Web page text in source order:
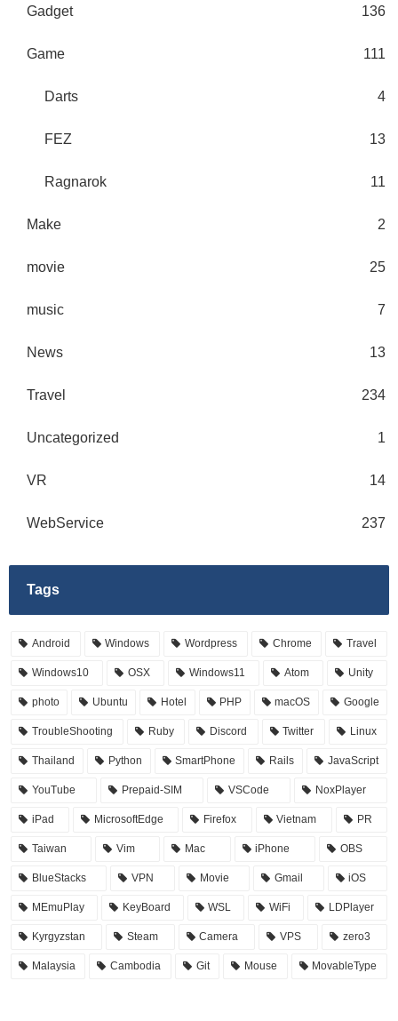
Gadget 136
Game 111
Darts 4
FEZ 13
Ragnarok 11
Make 2
movie 25
music 7
News 13
Travel 234
Uncategorized 1
VR 14
WebService 237
Tags
Android Windows Wordpress Chrome Travel
Windows10 OSX Windows11 Atom Unity
photo Ubuntu Hotel PHP macOS Google
TroubleShooting Ruby Discord Twitter Linux
Thailand Python SmartPhone Rails JavaScript
YouTube Prepaid-SIM VSCode NoxPlayer
iPad MicrosoftEdge Firefox Vietnam PR
Taiwan Vim Mac iPhone OBS
BlueStacks VPN Movie Gmail iOS
MEmuPlay KeyBoard WSL WiFi LDPlayer
Kyrgyzstan Steam Camera VPS zero3
Malaysia Cambodia Git Mouse MovableType